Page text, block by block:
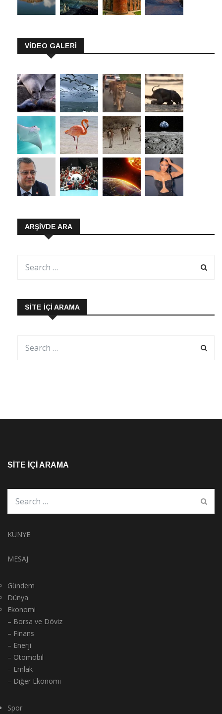
VİDEO GALERİ
ARŞIVDE ARA
SITE İÇI ARAMA
SITE İÇI ARAMA
KÜNYE
MESAJ
Gündem
Dünya
Ekonomi
– Borsa ve Döviz
– Finans
– Enerji
– Otomobil
– Emlak
– Diğer Ekonomi
Spor